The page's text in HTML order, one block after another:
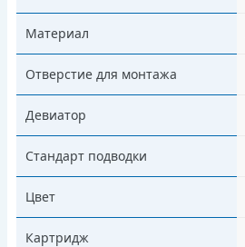
Материал
Отверстие для монтажа
Девиатор
Стандарт подводки
Цвет
Картридж